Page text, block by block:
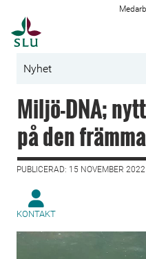
Nyhet
Miljö-DNA;
på den
PUBLICERAD: 15 NOVEMBER 2022
KONTAKT